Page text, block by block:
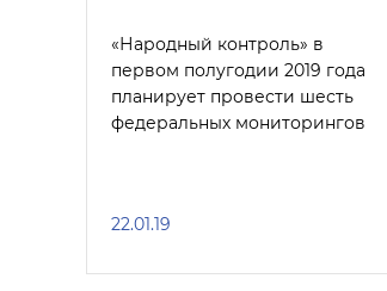
«Народный контроль» в
первом полугодии 2019 года
планирует провести шесть
федеральных мониторингов
22.01.19